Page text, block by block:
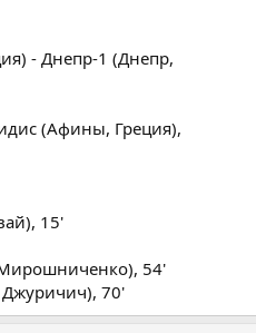
- Днепр-1 (Днепр,
(Афины, Греция),
15'
54'
70'